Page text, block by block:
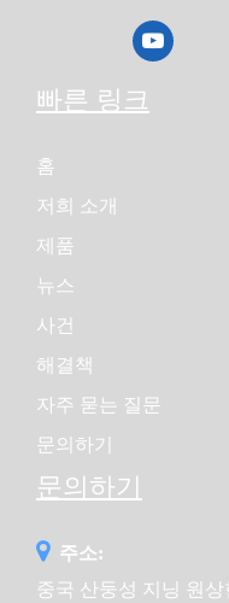
빠른 링크
홈
저희 소개
제품
뉴스
사건
해결책
자주 묻는 질문
문의하기
문의하기
주소:
중국 산둥성 지닝 원